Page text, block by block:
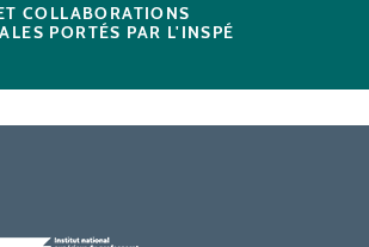
COLLABORATIONS
PORTÉS PAR L'INSPÉ